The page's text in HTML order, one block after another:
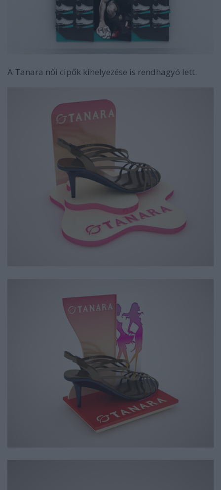
A Tanara női cipők kihelyezése is rendhagyó lett.